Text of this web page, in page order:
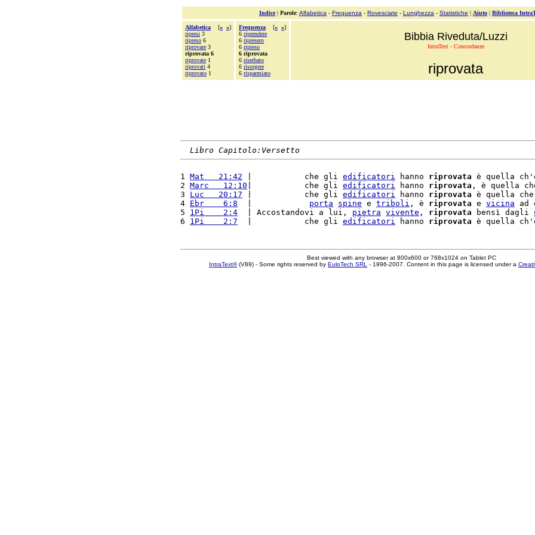
Indice| Parole: Alfabetica - Frequenza - Rovesciate - Lunghezza - Statistiche | Aiuto | Biblioteca
Alfabetica [« »]
ripresi 3
ripreso 6
riprovare 3
riprovata 6
riprovate 1
riprovati 4
riprovato 1
Frequenza [« »]
6 riprendere
6 ripresero
6 ripreso
6 riprovata
6 riserbato
6 risorgere
6 risparmiato
Bibbia Riveduta/Luzzi
IntraText - Concordanze
riprovata
Libro Capitolo:Versetto
1 Mat   21:42 |           che gli edificatori hanno riprovata è quella
2 Marc   12:10 |           che gli edificatori hanno riprovata , è quella
3 Luc   20:17 |           che gli edificatori hanno riprovata è quella
4 Ebr    6:8 porta spine e triboli , è riprovata e vicina ad
5 1Pi    2:4
  | Accostandovi a lui,
pietra vivente , riprovata bensì dagli
6 1Pi    2:7
  |           che gli
edificatori hanno riprovata è quella
Best viewed with any browser at 800x600 or 768x1024 on Tablet PC
IntraText®(V89) - Some rights reserved by EuloTech SRL - 1996-2007. Content in this page is licensed under a